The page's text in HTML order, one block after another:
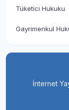
Tüketici Hukuku
Gayrimenkul
İnternet